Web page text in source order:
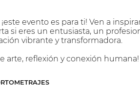
evento es para ti! Ven a
si eres un entusiasta, un
vibrante y transformadora.
arte, reflexión y conexión humana!